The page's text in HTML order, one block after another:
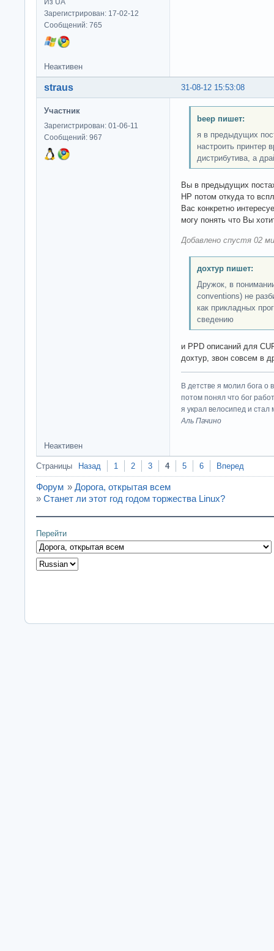
Зарегистрирован: 17-02-12
Сообщений: 765
Неактивен
31-08-12 15:53:08
straus
Участник
Зарегистрирован: 01-06-11
Сообщений: 967
beep пишет:
я в предыдущих
настроить принтер
дистрибутива, а
Вы в предыдущих
HP потом откуда то
Вас конкретно
могу понять что Вы
Добавлено спустя 02
дохтур пишет:
Дружок, в
conventions) не
как прикладных
сведению
и PPD описаний для
дохтур, звон совсем в
В детстве я молил бога о
потом понял что бог
я украл велосипед и стал
Аль Пачино
Неактивен
Страницы Назад 1 2 3 4 5 6 Вперед
Форум » Дорога, открытая всем
» Станет ли этот год годом торжества Linux?
Перейти